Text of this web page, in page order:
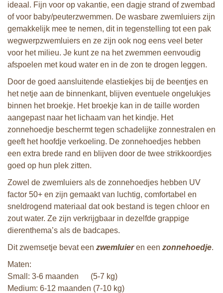
ideaal. Fijn voor op vakantie, een dagje strand of zwembad
of voor baby/peuterzwemmen. De wasbare zwemluiers zijn
gemakkelijk mee te nemen, dit in tegenstelling tot een pak
wegwerpzwemluiers en ze zijn ook nog eens veel beter
voor het milieu. Je kunt ze na het zwemmen eenvoudig
afspoelen met koud water en in de zon te drogen leggen.
Door de goed aansluitende elastiekjes bij de beentjes en
het netje aan de binnenkant, blijven eventuele ongelukjes
binnen het broekje. Het broekje kan in de taille worden
aangepast naar het lichaam van het kindje. Het
zonnehoedje beschermt tegen schadelijke zonnestralen en
geeft het hoofdje verkoeling. De zonnehoedjes hebben
een extra brede rand en blijven door de twee strikkoordjes
goed op hun plek zitten.
Zowel de zwemluiers als de zonnehoedjes hebben UV
factor 50+ en zijn gemaakt van luchtig, comfortabel en
sneldrogend materiaal dat ook bestand is tegen chloor en
zout water. Ze zijn verkrijgbaar in dezelfde grappige
dierenthema’s als de badcapes.
Dit zwemsetje bevat een zwemluieren een zonnehoedje.
Maten:
Small: 3-6 maanden (5-7 kg)
Medium: 6-12 maanden (7-10 kg)